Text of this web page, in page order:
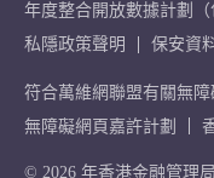
年度整合開放數據計劃（
私隱政策聲明
保安資
符合萬維網聯盟有關無
無障礙網頁嘉許計劃
© 2026 年香港金融管理